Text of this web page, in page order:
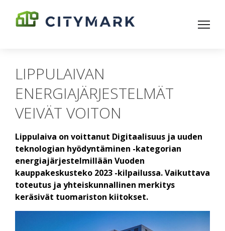
LIPPULAIVAN
ENERGIAJÄRJESTELMÄT
VEIVÄT VOITON
Lippulaiva on voittanut Digitaalisuus ja uuden
teknologian hyödyntäminen -kategorian
energiajärjestelmillään Vuoden
kauppakeskusteko 2023 -kilpailussa. Vaikuttava
toteutus ja yhteiskunnallinen merkitys
keräsivät tuomariston kiitokset.